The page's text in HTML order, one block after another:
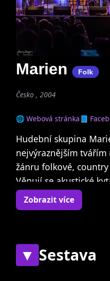
Marien Folk
Česko , 2004
🌐 Webová stránka📘
Hudební skupina
nejvýraznějším
žánru folkové,
Věnují se akustické
vícehlasému zpívaní,
převážně z dílny Víti
tím zůstává přitažlivá
posluchačů.
Zobrazit více
▼ Sestava